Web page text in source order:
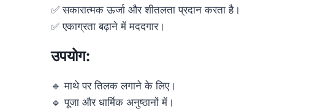
✅ सकारात्मक ऊर्जा और शीतलता प्रदान करता है।
✅ एकाग्रता बढ़ाने में मददगार।
उपयोग:
🔹 माथे पर तिलक लगाने के लिए।
🔹 पूजा और धार्मिक अनुष्ठानों में।